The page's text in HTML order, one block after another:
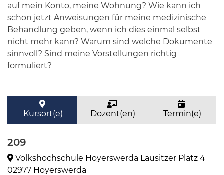
auf mein Konto, meine Wohnung? Wie kann ich
schon jetzt Anweisungen für meine medizinische
Behandlung geben, wenn ich dies einmal selbst
nicht mehr kann? Warum sind welche Dokumente
sinnvoll? Sind meine Vorstellungen richtig
formuliert?
Kursort(e) Dozent(en) Termin(e)
209
Volkshochschule Hoyerswerda Lausitzer Platz 4
02977 Hoyerswerda